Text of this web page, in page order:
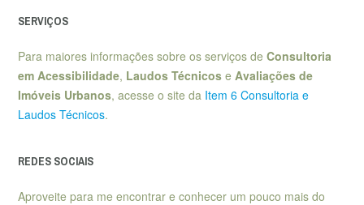
SERVIÇOS
Para maiores informações sobre os serviços de Consultoria
em Acessibilidade, Laudos Técnicos e Avaliações de
Imóveis Urbanos, acesse o site da Item 6 Consultoria e
Laudos Técnicos.
REDES SOCIAIS
Aproveite para me encontrar e conhecer um pouco mais do